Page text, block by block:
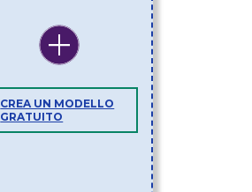
CREA UN MODELLO
GRATUITO